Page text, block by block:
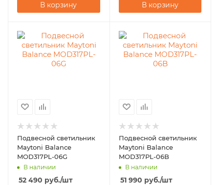
В корзину В корзину
Подвесной светильник
Maytoni Balance
MOD317PL-06G
В наличии
52 490 руб./шт
Подвесной светильник
Maytoni Balance
MOD317PL-06B
В наличии
51 990 руб./шт